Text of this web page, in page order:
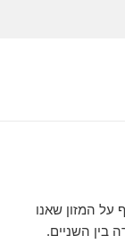
על המזון שאנו
בין השניים.